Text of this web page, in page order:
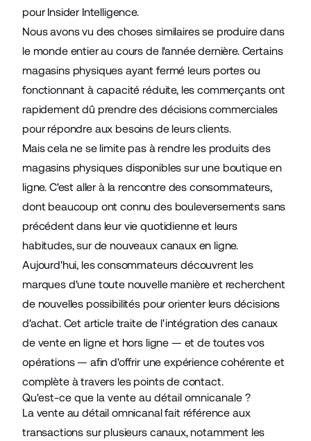
pourInsider Intelligence.
Nous avons vu des choses similaires se produire dans
le monde entier au cours de l'année dernière. Certains
magasins physiques ayant fermé leurs portes ou
fonctionnant à capacité réduite, les commerçants ont
rapidement dû prendre des décisions commerciales
pour répondre aux besoins de leurs clients.
Mais cela ne se limite pas à rendre les produits des
magasins physiques disponibles sur une boutique en
ligne. C'est aller à la rencontre des consommateurs,
dont beaucoup ont connu des bouleversements sans
précédent dans leur vie quotidienne et leurs
habitudes, sur de nouveaux canaux en ligne.
Aujourd'hui, les consommateurs découvrent les
marques d'une toute nouvelle manière et recherchent
de nouvelles possibilités pour orienter leurs décisions
d'achat. Cet article traite de l'intégration des canaux
de vente en ligne et hors ligne — et de toutes vos
opérations — afin d'offrir une expérience cohérente et
complète à travers les points de contact.
Qu'est-ce que la vente au détail omnicanale ?
La vente au détail omnicanal fait référence aux
transactions sur plusieurs canaux, notamment les